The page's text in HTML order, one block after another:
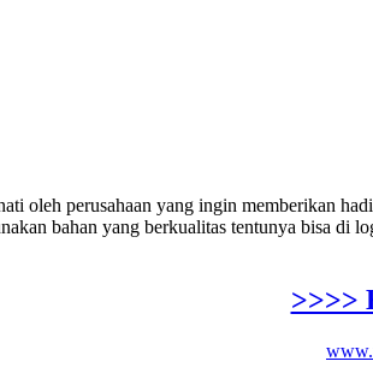
oleh perusahaan yang ingin memberikan
bahan yang berkualitas tentunya bisa di
>>>>